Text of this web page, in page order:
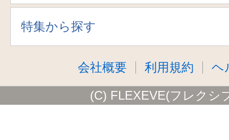
特集から探す
会社概要 利用規約 ヘ
(C) FLEXEVE(フレクシ